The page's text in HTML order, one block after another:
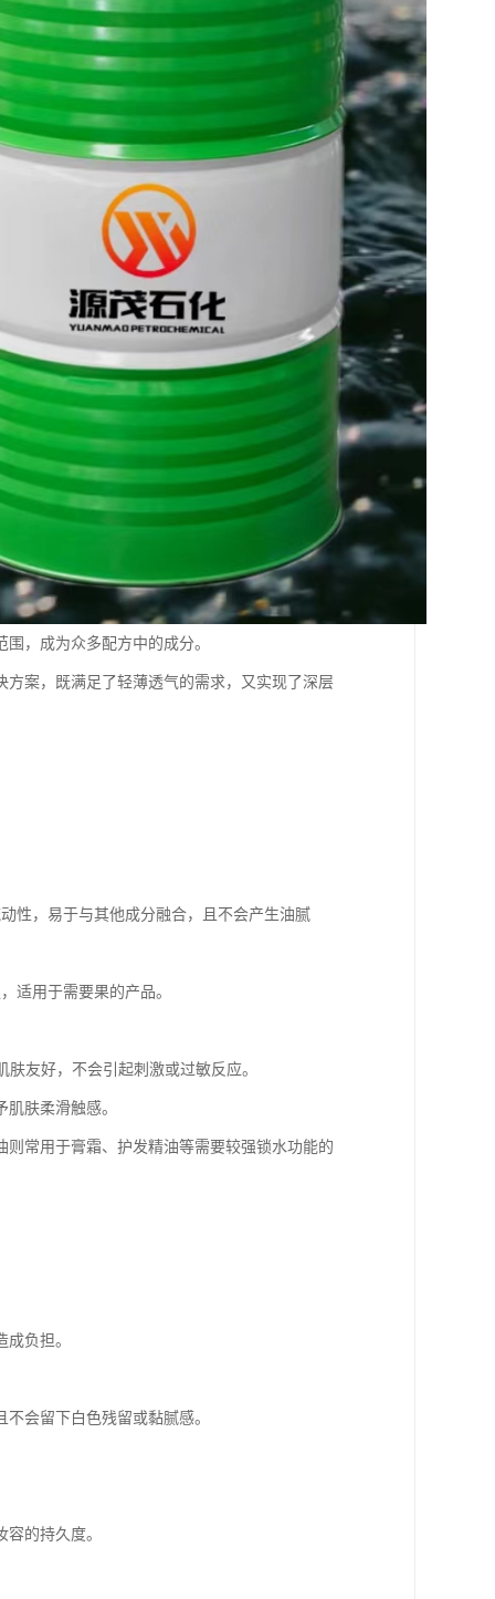
，成为众多配方中的成分。
案，既满足了轻薄透气的需求，又实现了深层
性，易于与其他成分融合，且不会产生油腻
适用于需要果的产品。
友好，不会引起刺激或过敏反应。
肤柔滑触感。
常用于膏霜、护发精油等需要较强锁水功能的
负担。
会留下白色残留或黏腻感。
的持久度。